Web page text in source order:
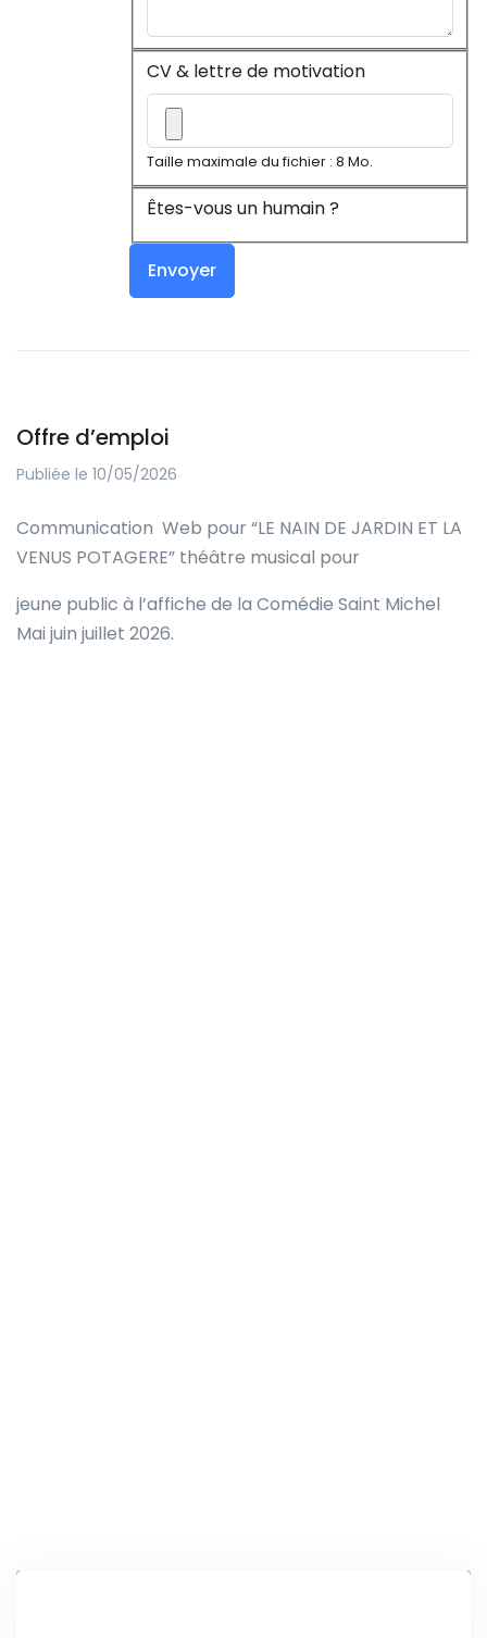
CV & lettre de motivation
Taille maximale du fichier : 8 Mo.
Êtes-vous un humain ?
Offre d’emploi
Publiée le 10/05/2026
Communication Web pour “LE NAIN DE JARDIN ET LA
VENUS POTAGERE” théâtre musical pour
jeune public à l’affiche de la Comédie Saint Michel
Mai juin juillet 2026.